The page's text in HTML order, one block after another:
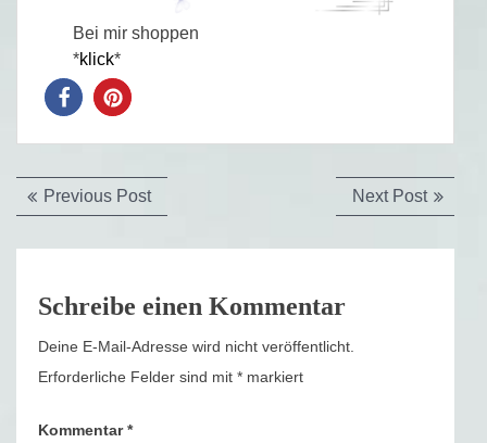
Bei mir shoppen
*klick*
Beitragsnavigation
Previous PostPrevious
post:
Next PostNext
post:
Schreibe einen Kommentar
Deine E-Mail-Adresse wird nicht veröffentlicht.
Erforderliche Felder sind mit * markiert
Kommentar*